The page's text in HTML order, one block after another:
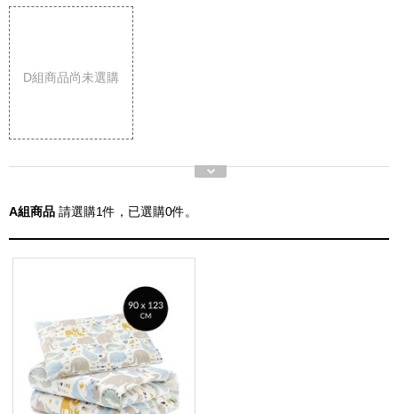
D組商品尚未選購
A組商品 請選購1件，已選購0件。